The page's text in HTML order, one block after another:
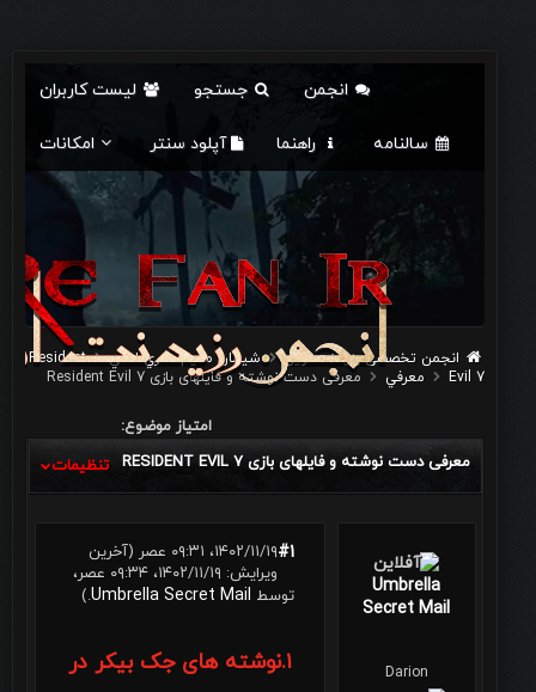
انجمن جستجو لیست کاربران
سالنامه راهنما آپلود سنتر امکانات
انجمن تخصصی رزیدنت اویل شيطان مقيم: سري اصلي
Resident
Evil 7
معرفي معرفی دست‌ نوشته و فایلهای بازی Resident Evil 7
امتیاز موضوع:
تنظیمات
معرفی دست‌ نوشته و فایلهای بازی RESIDENT EVIL 7
Umbrella
Secret Mail
Darion
#1۱۴۰۲/۱۱/۱۹، ۰۹:۳۱ عصر
(آخرین
ویرایش: ۱۴۰۲/۱۱/۱۹، ۰۹:۳۴ عصر،
توسط Umbrella Secret Mail
.)
۱.نوشته های جک بیکر در